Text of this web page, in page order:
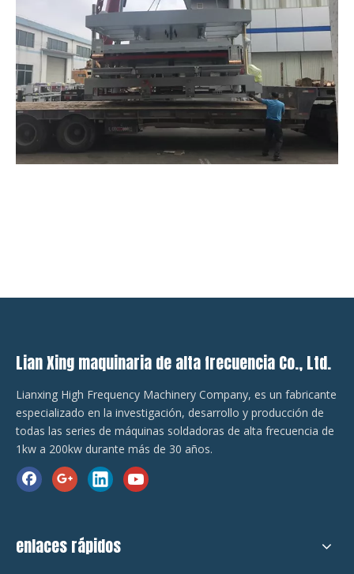
Lian Xing maquinaria de alta frecuencia Co., Ltd.
Lianxing High Frequency Machinery Company, es un fabricante
especializado en la investigación, desarrollo y producción de
todas las series de máquinas soldadoras de alta frecuencia de
1kw a 200kw durante más de 30 años.
enlaces rápidos